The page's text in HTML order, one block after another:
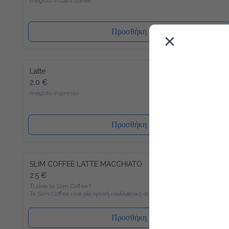
Προσθήκη
Latte
2.0 €
megisto espresso
Προσθήκη
SLIM COFFEE LATTE MACCHIATO
2.5 €
Τι είναι το Slim Coffee?
Το Slim Coffee είναι μία υγιεινή εναλλακτική σε σχέση με τον
συνηθισμένο στιγμιαίο καφέ, ο οποίος είναι γεμάτος σε
ζάχαρη. Γνώριζες πως πχ. ένας κλασσικός στιγμιαίος καφές με
γάλα περιέχει περίπου 400 θερμίδες ανά 100 ml; Με μόνο 6
θερμίδες ανά 100 ml θα γίνει ο Slim Coffee Latte Macchiato το
Προσθήκη